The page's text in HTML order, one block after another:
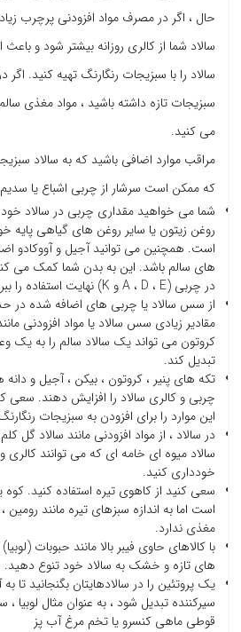
حال ، اگر در مصرف مواد افزودنی پرچرب
سالاد شما از کالری روزانه بیشتر شود و
سالاد را با سبزیجات رنگارنگ تهیه کنید. اگر
سبزیجات تازه داشته باشید ، مواد مغذی
می کنید.
مراقب موارد اضافی باشید که به سالاد
که ممکن است سرشار از چربی اشباع یا
شما می خواهید مقداری چربی در سالاد
روغن زیتون یا سایر روغن های گیاهی
است. همچنین می توانید آجیل و آووکادو
های سالم باشد. این به بدن شما کمک می
در چربی (A ، D ، E و K) نهایت استفاده را ببرد.
از سس سالاد یا چربی های اضافه شده در
مقادیر زیادی سس سالاد یا مواد افزودنی
کروتون می تواند یک سالاد سالم را به یک
تبدیل کند.
تکه های پنیر ، کروتون ، بیکن ، آجیل و
چربی و کالری سالاد را افزایش دهند. سعی
این موارد را برای افزودن به سبزیجات
در سالاد ، از مواد افزودنی مانند سالاد گل
سالاد میوه ای خامه ای که می توانند کالری
خودداری کنید.
سعی کنید از کاهوی تیره استفاده کنید.
است اما به اندازه سبزهای تیره مانند رومین
مغذی ندارد.
با کالاهای حاوی فیبر بالا مانند حبوبات
های تازه و خشک به سالاد خود تنوع دهید.
یک پروتئین را در سالادهایتان بگنجانید تا
سیرکننده تبدیل شود ، به عنوان مثال لوبیا
قوطی ماهی کنسرو یا تخم مرغ آب پز